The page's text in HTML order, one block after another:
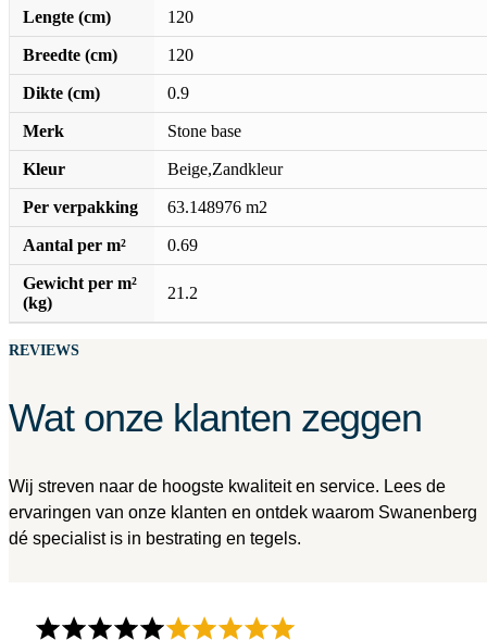
Lengte (cm) 120
Breedte (cm) 120
Dikte (cm) 0.9
Merk Stone base
Kleur Beige,Zandkleur
Per verpakking 63.148976 m2
Aantal per m² 0.69
Gewicht per m²
(kg)
21.2
REVIEWS
Wat onze klanten zeggen
Wij streven naar de hoogste kwaliteit en service. Lees de
ervaringen van onze klanten en ontdek waarom Swanenberg
dé specialist is in bestrating en tegels.